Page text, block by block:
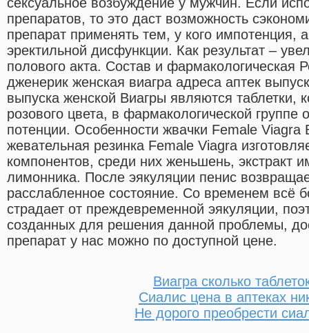
препаратов, то это даст возможность
препарат применять тем, у кого импотенция,
эректильной дисфункции. Как результат –
полового акта. Состав и фармакологическая
дженерик женская виагра адреса аптек
выпуска женской Виагры являются таблетки,
розового цвета, в фармакологической группе
потенции. Особенности жвачки Female
жевательная резинка Female Viagra
компонентов, среди них женьшень, экстракт
лимонника. После эякуляции пенис
расслабленное состояние. Со временем всё
страдает от преждевременной эякуляции,
созданных для решения данной проблемы,
препарат у нас можно по доступной цене.
Виагра сколько
Сиалис цена в аптеках
Не дорого преобрести